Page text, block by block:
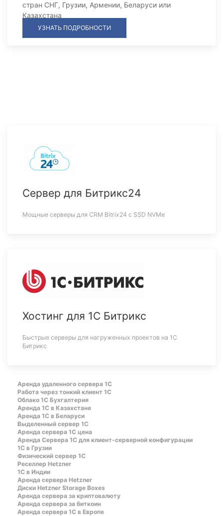
стран СНГ, Грузии, Армении, Беларуси или
Казахстана
УЗНАТЬ ПОДРОБНОСТИ
Сервер для Битрикс24
Мощные серверы для CRM Bitrix24 c SSD NVMe
Хостинг для 1С Битрикс
Быстрые серверы для нагруженных проектов на 1С
Битрикс
Аренда удаленного сервера 1С
Работа через тонкий клиент 1С
Облако 1С Бухгалтерия
Аренда 1С в Казахстане
Аренда 1С в Беларуси
Выделенный сервер 1С
Аренда сервера 1С цена
Aренда Сервера 1С для клиент-серверной конфигурации
1С в Грузии
Физический сервер 1С
Реселлер Hetzner
1С в Индии
Аренда сервера Hetzner
Диски Hetzner Storage Boxes
Аренда сервера за криптовалюту
Аренда сервера за биткоин
Аренда сервера 1С в Европе